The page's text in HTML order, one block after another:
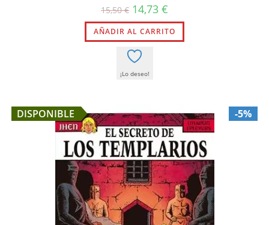
15,50€ El
precio
original
era:
15,50 €.
14,73 €
actual
es:
14,73 €.
AÑADIR AL CARRITO
¡Lo deseo!
DISPONIBLE -5%